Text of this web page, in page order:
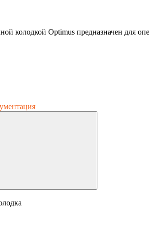
колодкой Optimus предназначен для